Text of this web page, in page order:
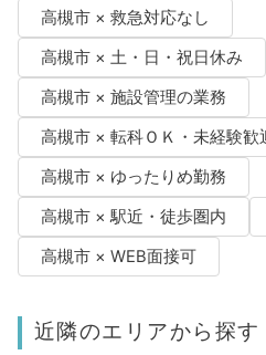
高槻市 × 救急対応なし
高槻市 × 土・日・祝日休み
高槻市 × 施設管理の業務
高槻市 × 転科ＯＫ・未経験歓
高槻市 × ゆったりめ勤務
高槻市 × 駅近・徒歩圏内
高槻市 × WEB面接可
近隣のエリアから探す